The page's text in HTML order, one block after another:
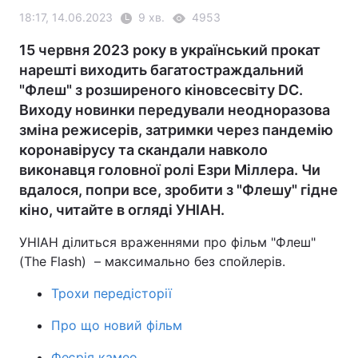
18:17, 14.06.2023 9 хв. 4953
15 червня 2023 року в український прокат
нарешті виходить багатостраждальний
"Флеш" з розширеного кіновсесвіту DC.
Виходу новинки передували неодноразова
зміна режисерів, затримки через пандемію
коронавірусу та скандали навколо
виконавця головної ролі Езри Міллера. Чи
вдалося, попри все, зробити з "Флешу" гідне
кіно, читайте в огляді УНІАН.
УНІАН ділиться враженнями про фільм "Флеш"
(The Flash) – максимально без спойлерів.
Трохи передісторії
Про що новий фільм